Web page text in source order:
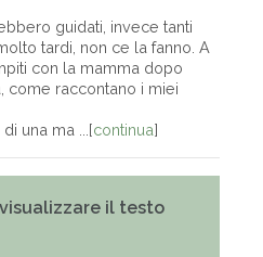
guidati, invece tanti
tardi, non ce la fanno. A
con la mamma dopo
come raccontano i miei
una ma ...[continua]
il testo